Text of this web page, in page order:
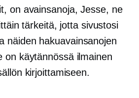
on avainsanoja, Jesse, ne
tärkeitä, jotta sivustosi
näiden hakuavainsanojen
on käytännössä ilmainen
kirjoittamiseen.